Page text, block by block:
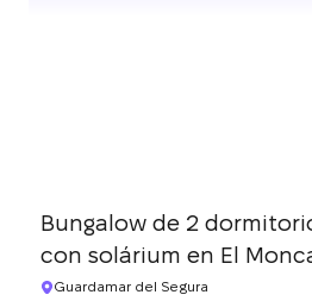
Bungalow de 2
con solárium en El
Guardamar del Segura